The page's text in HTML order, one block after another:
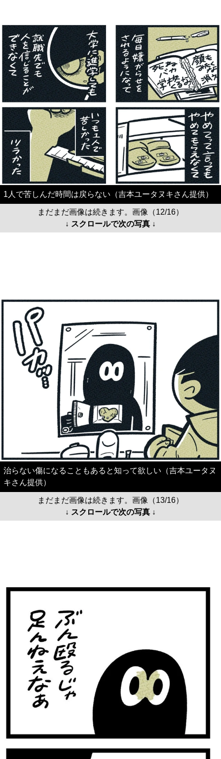
1人で苦しんだ時間は戻らない（吉本ユータヌキさん提供）
まだまだ画像は続きます。画像（12/16）
↓ スクロールで次の写真 ↓
治らない傷になることもあると知って欲しい（吉本ユータヌ
キさん提供）
まだまだ画像は続きます。画像（13/16）
↓ スクロールで次の写真 ↓